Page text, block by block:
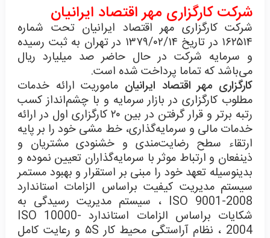
شرکت کارگزاری مهر اقتصاد ایرانیان
شرکت کارگزاری مهر اقتصاد ایرانیان تحت شماره
۱۶۲۵۱۴ در تاریخ ۱۳۷۹/۰۲/۱۴ در تهران به ثبت رسیده
و سرمایه شرکت در حال حاضر صد میلیارد ریال
می‌باشد که تماما پرداخت شده است.
کارگزاری مهر اقتصاد ایرانیان ماموریت ارائه خدمات
مطلوب کارگزاری در بازار سرمایه و با چشم‌انداز کسب
رتبه برتر و قرار گرفتن در بین ۲۰ کارگزاری اول در ارائه
خدمات مالی و سرمایه‌گذاری، خط مشی خود را بر پایه
ارتقاء سطح رضایت‌مندی و خشنودی مشتریان و
ذینفعان و ارتباط موثر با سرمایه‌گذاران تعیین نموده و
بدینوسیله تعهد خود را مبنی بر استقرار و بهبود مستمر
سیستم مدیریت کیفیت براساس الزامات استاندارد
ISO 9001-2008 ، سیستم مدیریت رسیدگی به
شکایات براساس الزامات استاندارد ISO 10000-
2004 ، نظام آراستگی محیط کار ۵S و رعایت کامل